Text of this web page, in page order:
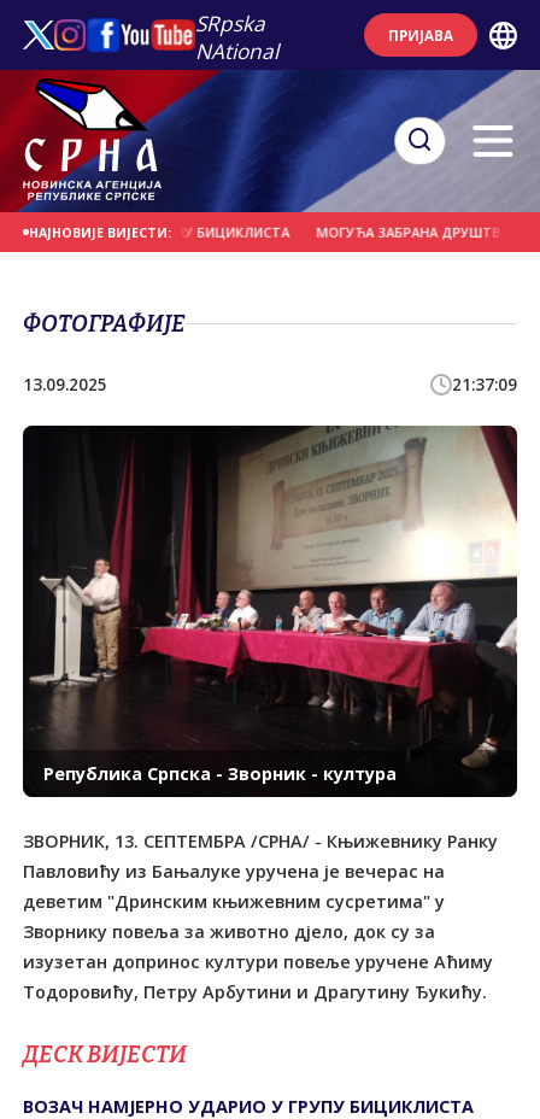
SRpska
NAtional
ПРИЈАВА
НАЈНОВИЈЕ ВИЈЕСТИ:
УДАРИО У ГРУПУ БИЦИКЛИСТА МОГУЋА ЗАБРАНА ДРУШТВЕНИХ
ФОТОГРАФИЈЕ
13.09.2025 21:37:09
Република Српска - Зворник - култура
ЗВОРНИК, 13. СЕПТЕМБРА /СРНА/ - Књижевнику Ранку
Павловићу из Бањалуке уручена је вечерас на
деветим "Дринским књижевним сусретима" у
Зворнику повеља за животно дјело, док су за
изузетан допринос култури повеље уручене Аћиму
Тодоровићу, Петру Арбутини и Драгутину Ђукићу.
ДЕСК ВИЈЕСТИ
ВОЗАЧ НАМЈЕРНО УДАРИО У ГРУПУ БИЦИКЛИСТА